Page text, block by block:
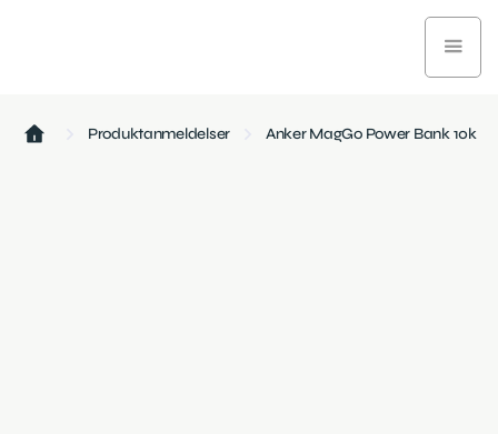
Produktanmeldelser Anker MagGo Power Bank 10k